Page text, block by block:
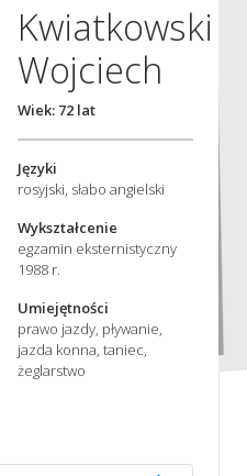
Kwiatkowski
Wojciech
Wiek: 72 lat
Języki
rosyjski, słabo angielski
Wykształcenie
egzamin eksternistyczny
1988 r.
Umiejętności
prawo jazdy, pływanie,
jazda konna, taniec,
żeglarstwo